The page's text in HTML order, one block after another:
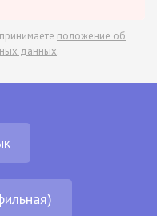
положение об
данных.